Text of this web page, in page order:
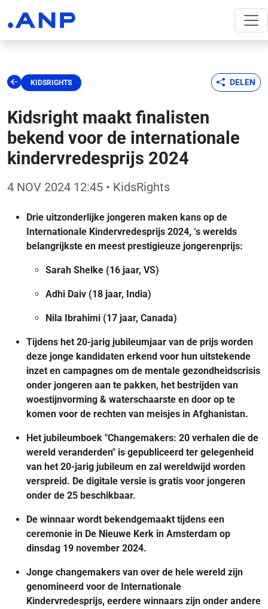
KIDSRIGHTS DELEN
Kidsright maakt finalisten
bekend voor de internationale
kindervredesprijs 2024
4 NOV 2024 12:45 • KidsRights
Drie uitzonderlijke jongeren maken kans op de
Internationale Kindervredesprijs 2024, ‘s werelds
belangrijkste en meest prestigieuze jongerenprijs:
Sarah Shelke (16 jaar, VS)
Adhi Daiv (18 jaar, India)
Nila Ibrahimi (17 jaar, Canada)
Tijdens het 20-jarig jubileumjaar van de prijs worden
deze jonge kandidaten erkend voor hun uitstekende
inzet en campagnes om de mentale gezondheidscrisis
onder jongeren aan te pakken, het bestrijden van
woestijnvorming & waterschaarste en door op te
komen voor de rechten van meisjes in Afghanistan.
Het jubileumboek "Changemakers: 20 verhalen die de
wereld veranderden" is gepubliceerd ter gelegenheid
van het 20-jarig jubileum en zal wereldwijd worden
verspreid. De digitale versie is gratis voor jongeren
onder de 25 beschikbaar.
De winnaar wordt bekendgemaakt tijdens een
ceremonie in De Nieuwe Kerk in Amsterdam op
dinsdag 19 november 2024.
Jonge changemakers van over de hele wereld zijn
genomineerd voor de Internationale
Kindervredesprijs, eerdere winnaars zijn onder andere